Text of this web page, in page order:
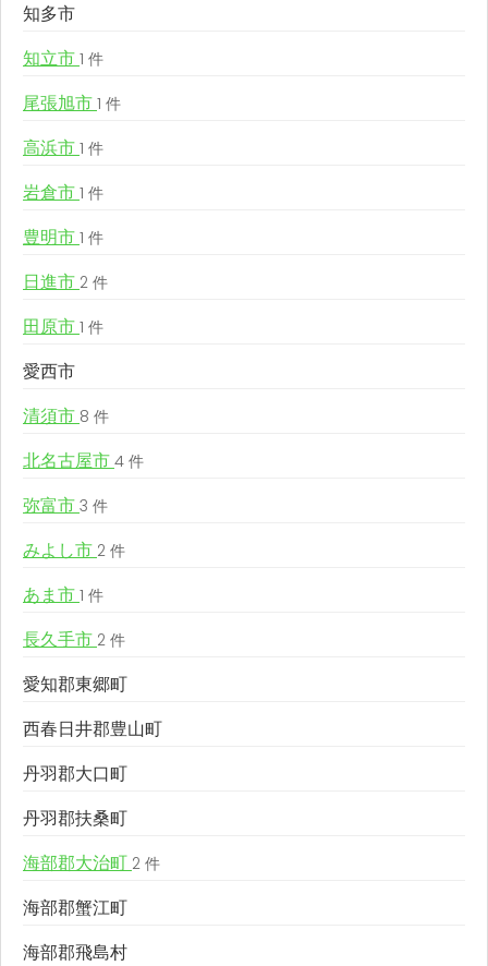
知多市
知立市 1 件
尾張旭市 1 件
高浜市 1 件
岩倉市 1 件
豊明市 1 件
日進市 2 件
田原市 1 件
愛西市
清須市 8 件
北名古屋市 4 件
弥富市 3 件
みよし市 2 件
あま市 1 件
長久手市 2 件
愛知郡東郷町
西春日井郡豊山町
丹羽郡大口町
丹羽郡扶桑町
海部郡大治町 2 件
海部郡蟹江町
海部郡飛島村